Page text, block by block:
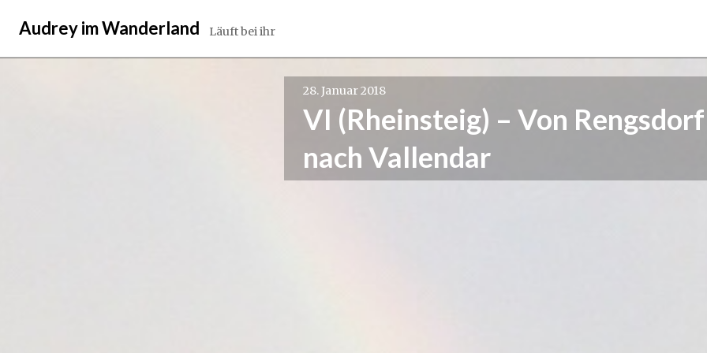
zumAudrey im Wanderland Läuft bei ihr
28. Januar 2018
VI (Rheinsteig) – Von Rengsdorf
nach Vallendar